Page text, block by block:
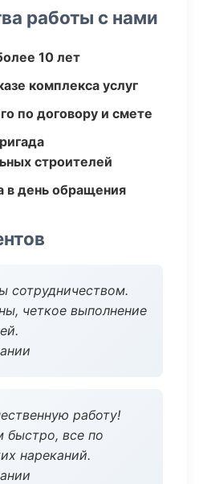
работы с нами
10 лет
комплекса услуг
по договору и смете
строителей
в день обращения
сотрудничеством.
четкое выполнение
работу!
все по
нареканий.